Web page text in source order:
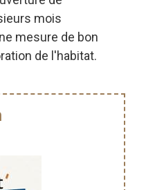
mois
mesure de bon
de l'habitat.